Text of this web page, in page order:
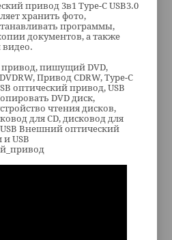
привод 3в1 Type-C USB3.0
хранить фото,
программы,
документов, а также
видео.
пишущий DVD,
Привод CDRW, Type-C
оптический привод, USB
DVD диск,
чтения дисков,
для CD, дисковод для
USB Внешний оптический
USB